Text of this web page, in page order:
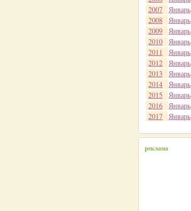
2007
Январь
2008
Январь
2009
Январь
2010
Январь
2011
Январь
2012
Январь
2013
Январь
2014
Январь
2015
Январь
2016
Январь
2017
Январь
реклама